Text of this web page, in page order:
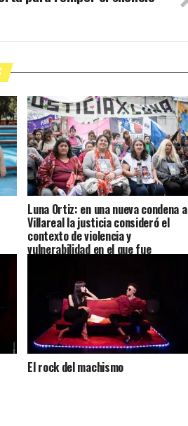
Luna Ortiz: en una nueva condena a
Villareal la justicia consideró el
contexto de violencia y
vulnerabilidad en el que fue
El rock del machismo